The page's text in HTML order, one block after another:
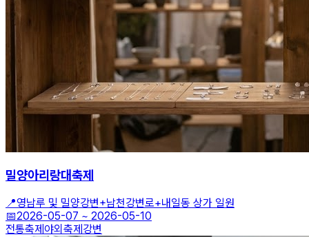
밀양아리랑대축제
📍영남루 및 밀양강변+남천강변로+내일동 상가 일원
📅2026-05-07 ~ 2026-05-10
전통축제야외축제강변